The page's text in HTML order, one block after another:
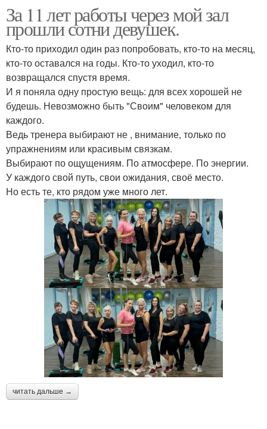
За 11 лет работы через мой зал
прошли сотни девушек.
Кто-то приходил один раз попробовать, кто-то на месяц,
кто-то оставался на годы. Кто-то уходил, кто-то
возвращался спустя время.
И я поняла одну простую вещь: для всех хорошей не
будешь. Невозможно быть "Своим" человеком для
каждого.
Ведь тренера выбирают не , внимание, только по
упражнениям или красивым связкам.
Выбирают по ощущениям. По атмосфере. По энергии.
У каждого свой путь, свои ожидания, своё место.
Но есть те, кто рядом уже много лет.
читать дальше →